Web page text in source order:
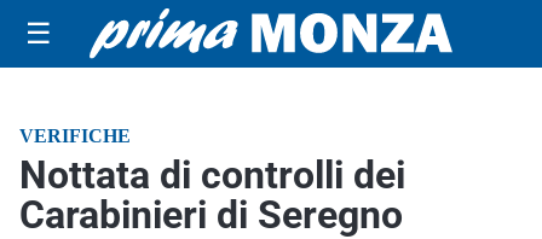
☰
VERIFICHE
Nottata di controlli dei
Carabinieri di Seregno